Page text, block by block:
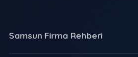
Samsun Firma Rehberi